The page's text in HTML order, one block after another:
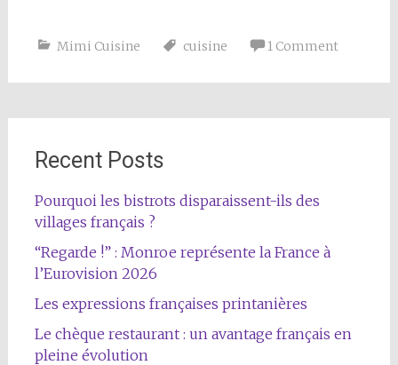
Mimi Cuisine cuisine 1 Comment
Recent Posts
Pourquoi les bistrots disparaissent-ils des
villages français ?
“Regarde !” : Monroe représente la France à
l’Eurovision 2026
Les expressions françaises printanières
Le chèque restaurant : un avantage français en
pleine évolution